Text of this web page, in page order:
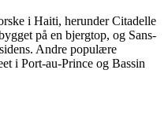
i Haiti, herunder Citadelle
på en bjergtop, og Sans-
Andre populære
i Port-au-Prince og Bassin